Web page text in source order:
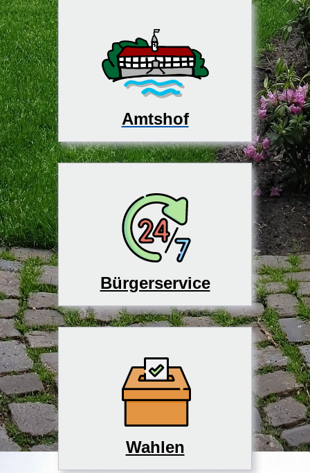
Amtshof
Bürgerservice
Wahlen